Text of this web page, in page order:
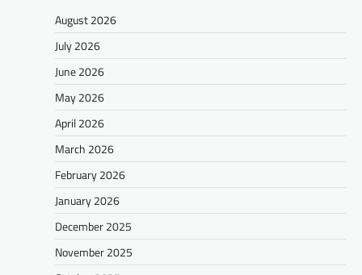
August 2026
July 2026
June 2026
May 2026
April 2026
March 2026
February 2026
January 2026
December 2025
November 2025